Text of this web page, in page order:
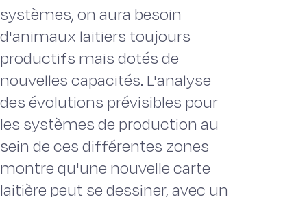
systèmes, on aura besoin
d'animaux laitiers toujours
productifs mais dotés de
nouvelles capacités. L'analyse
des évolutions prévisibles pour
les systèmes de production au
sein de ces différentes zones
montre qu'une nouvelle carte
laitière peut se dessiner, avec un